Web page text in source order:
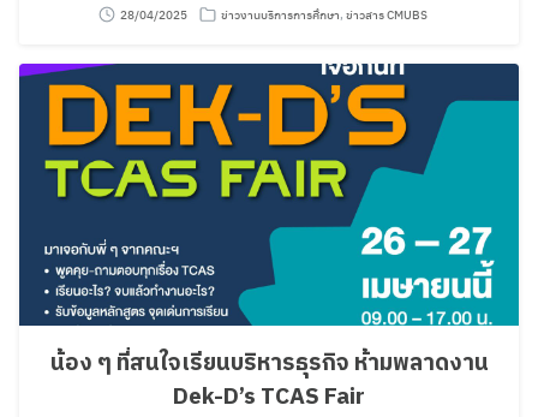
28/04/2025 ข่าวงานบริการการศึกษา, ข่าวสาร CMUBS
น้อง ๆ ที่สนใจเรียนบริหารธุรกิจ ห้ามพลาดงาน
Dek-D’s TCAS Fair